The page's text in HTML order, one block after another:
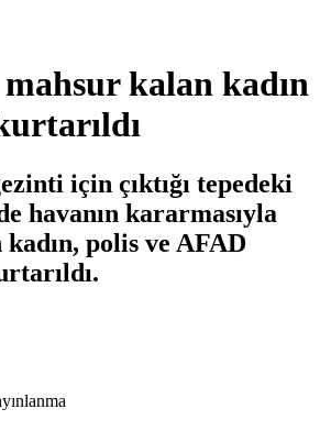
kalan kadın
için çıktığı tepedeki
havanın kararmasıyla
polis ve AFAD